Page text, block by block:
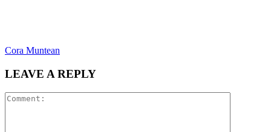
Cora Muntean
LEAVE A REPLY